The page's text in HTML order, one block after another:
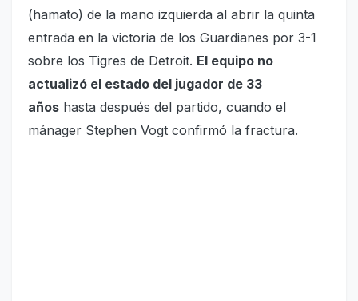
(hamato) de la mano izquierda al abrir la quinta
entrada en la victoria de los Guardianes por 3-1
sobre los Tigres de Detroit. El equipo no
actualizó el estado del jugador de 33
años hasta después del partido, cuando el
mánager Stephen Vogt confirmó la fractura.